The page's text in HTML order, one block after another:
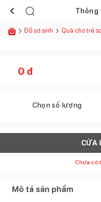
Thông
Đồ sơ sinh Quà cho trẻ
0 đ
Chọn số lượng
CỬA
Chưa có
Mô tả sản phẩm